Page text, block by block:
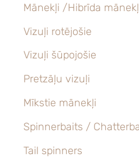
Mānekļi /Hibrīda
Vizuļi rotējošie
Vizuļi šūpojošie
Pretzāļu vizuļi
Mīkstie mānekļi
Spinnerbaits /
Tail spinners